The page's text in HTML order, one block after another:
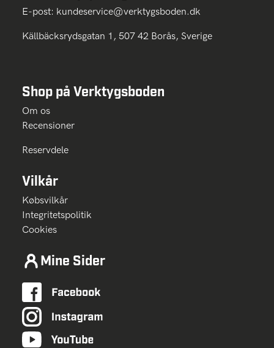
E-post: kundeservice@verktygsboden.dk
Källbäcksrydsgatan 1, 507 42 Borås, Sverige
Shop på Verktygsboden
Om os
Recensioner
Reservdele
Vilkår
Købsvilkår
Integritetspolitik
Cookies
Mine Sider